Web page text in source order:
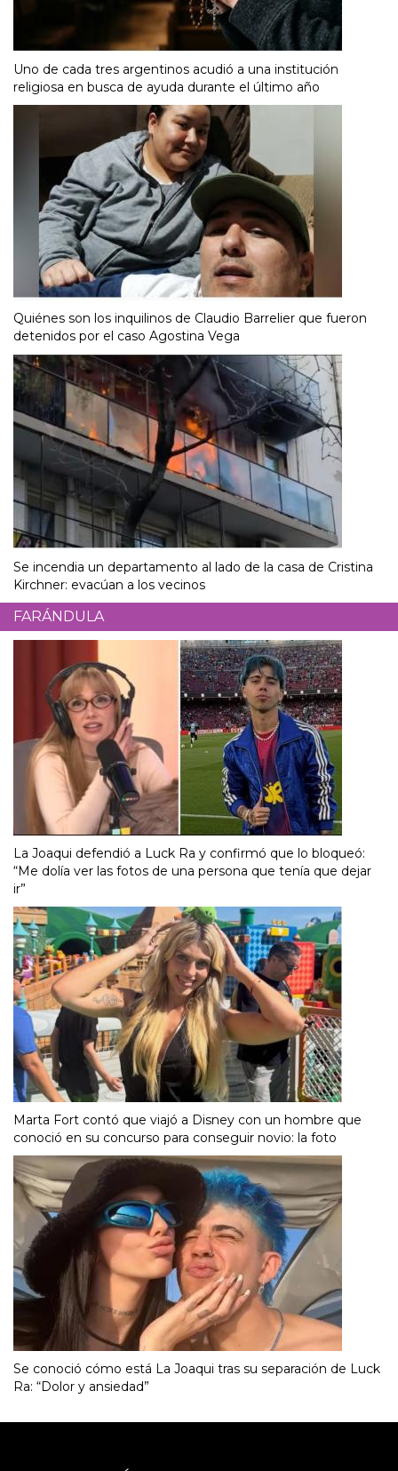
Uno de cada tres argentinos acudió a una institución
religiosa en busca de ayuda durante el último año
Quiénes son los inquilinos de Claudio Barrelier que fueron
detenidos por el caso Agostina Vega
Se incendia un departamento al lado de la casa de Cristina
Kirchner: evacúan a los vecinos
FARÁNDULA
La Joaqui defendió a Luck Ra y confirmó que lo bloqueó:
“Me dolía ver las fotos de una persona que tenía que dejar
ir”
Marta Fort contó que viajó a Disney con un hombre que
conoció en su concurso para conseguir novio: la foto
Se conoció cómo está La Joaqui tras su separación de Luck
Ra: “Dolor y ansiedad”